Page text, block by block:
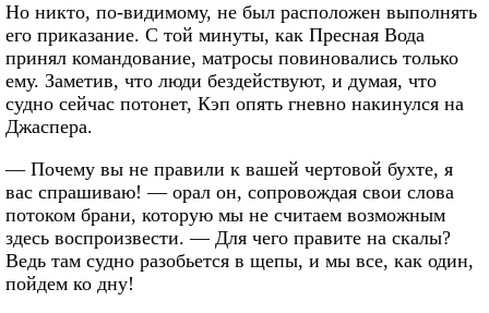
Но никто, по-видимому, не был расположен выполнять
его приказание. С той минуты, как Пресная Вода
принял командование, матросы повиновались только
ему. Заметив, что люди бездействуют, и думая, что
судно сейчас потонет, Кэп опять гневно накинулся на
Джаспера.
— Почему вы не правили к вашей чертовой бухте, я
вас спрашиваю! — орал он, сопровождая свои слова
потоком брани, которую мы не считаем возможным
здесь воспроизвести. — Для чего правите на скалы?
Ведь там судно разобьется в щепы, и мы все, как один,
пойдем ко дну!